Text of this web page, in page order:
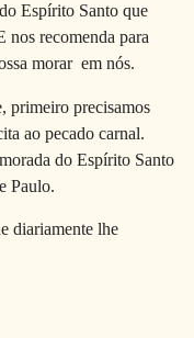
Espírito Santo que
nos recomenda para
morar em nós.
primeiro precisamos
ao pecado carnal.
do Espírito Santo
Paulo.
diariamente lhe